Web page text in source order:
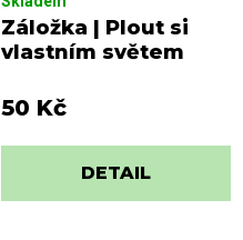
Záložka | Plout si
vlastním světem
50 Kč
DETAIL